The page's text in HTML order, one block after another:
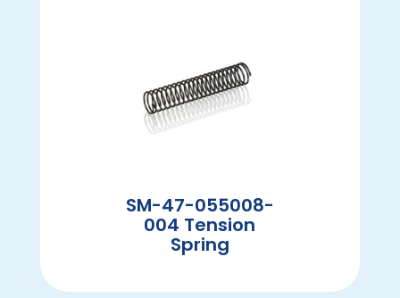
SM-47-055008-
004 Tension
Spring